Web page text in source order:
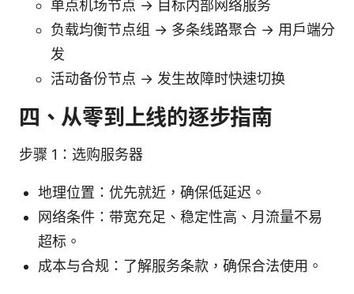
单点机场节点 → 目标内部网络服务
负载均衡节点组 → 多条线路聚合 → 用户端分
发
活动备份节点 → 发生故障时快速切换
四、从零到上线的逐步指南
步骤 1：选购服务器
地理位置：优先就近，确保低延迟。
网络条件：带宽充足、稳定性高、月流量不易
超标。
成本与合规：了解服务条款，确保合法使用。